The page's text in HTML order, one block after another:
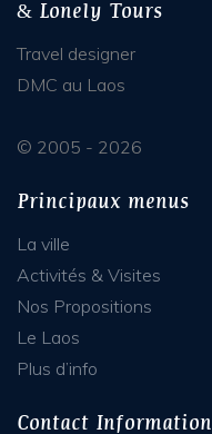
& Lonely Tours
Travel designer
DMC au Laos
© 2005 - 2026
Principaux menus
La ville
Activités & Visites
Nos Propositions
Le Laos
Plus d’info
Contact Information